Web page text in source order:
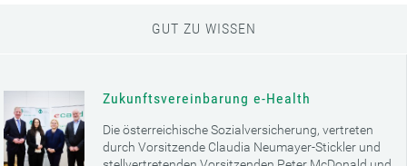
GUT ZU WISSEN
Zukunftsvereinbarung e-Health
Die österreichische Sozialversicherung, vertreten
durch Vorsitzende Claudia Neumayer-Stickler und